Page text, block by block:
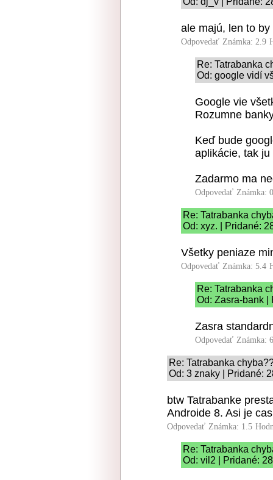
ale majú, len to
Odpovedať Známka: 2.9
Re: Tatrabanka
Od: google vidí
Google vie
Rozumne
Keď bude
aplikácie, tak
Zadarmo ma
Odpovedať Známka:
Re: Tatrabanka
Od: xyz. | Pridané:
Všetky peniaze
Odpovedať Známka: 5.4
Re: Tatrabanka
Od: Zasra-bank |
Zasra
Odpovedať Známka:
Re: Tatrabanka
Od: 3 znaky | Pridané:
btw Tatrabanke
Androide 8. Asi je
Odpovedať Známka: 1.5
Re: Tatrabanka
Od: vil2 | Pridané: